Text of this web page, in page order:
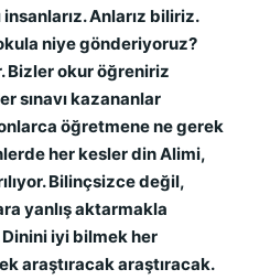
Anlarız biliriz.
niye gönderiyoruz?
Bizler okur öğreniriz
sınavı kazananlar
öğretmene ne gerek
her kesler din Alimi,
Bilinçsizce değil,
yanlış aktarmakla
iyi bilmek her
araştıracak araştıracak.